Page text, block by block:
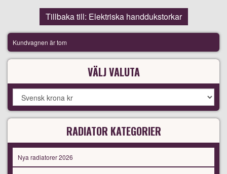
Tillbaka till: Elektriska handdukstorkar
Kundvagnen är tom
VÄLJ VALUTA
RADIATOR KATEGORIER
Nya radiatorer 2026